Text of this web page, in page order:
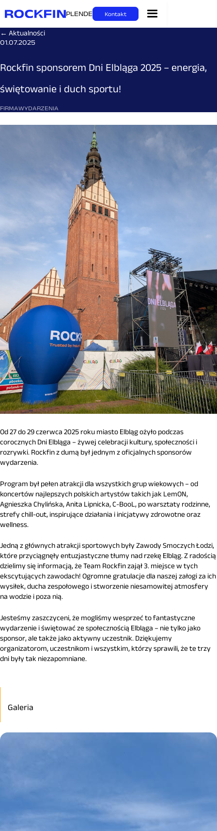
PL ENDE Kontakt
← Aktualności
01.07.2025
Rockfin sponsorem Dni Elbląga 2025 – energia,
świętowanie i duch sportu!
FIRMAWYDARZENIA
Od 27 do 29 czerwca 2025 roku miasto Elbląg ożyło podczas
corocznych Dni Elbląga – żywej celebracji kultury, społeczności i
rozrywki. Rockfin z dumą był jednym z oficjalnych sponsorów
wydarzenia.
Program był pełen atrakcji dla wszystkich grup wiekowych – od
koncertów najlepszych polskich artystów takich jak LemON,
Agnieszka Chylińska, Anita Lipnicka, C-BooL, po warsztaty rodzinne,
strefy chill-out, inspirujące działania i inicjatywy zdrowotne oraz
wellness.
Jedną z głównych atrakcji sportowych były Zawody Smoczych Łodzi,
które przyciągnęły entuzjastyczne tłumy nad rzekę Elbląg. Z radością
dzielimy się informacją, że Team Rockfin zajął 3. miejsce w tych
ekscytujących zawodach! Ogromne gratulacje dla naszej załogi za ich
wysiłek, ducha zespołowego i stworzenie niesamowitej atmosfery
na wodzie i poza nią.
Jesteśmy zaszczyceni, że mogliśmy wesprzeć to fantastyczne
wydarzenie i świętować ze społecznością Elbląga – nie tylko jako
sponsor, ale także jako aktywny uczestnik. Dziękujemy
organizatorom, uczestnikom i wszystkim, którzy sprawili, że te trzy
dni były tak niezapomniane.
Galeria